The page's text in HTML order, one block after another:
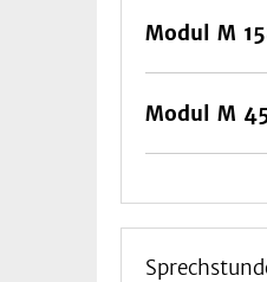
Modul M
Modul M